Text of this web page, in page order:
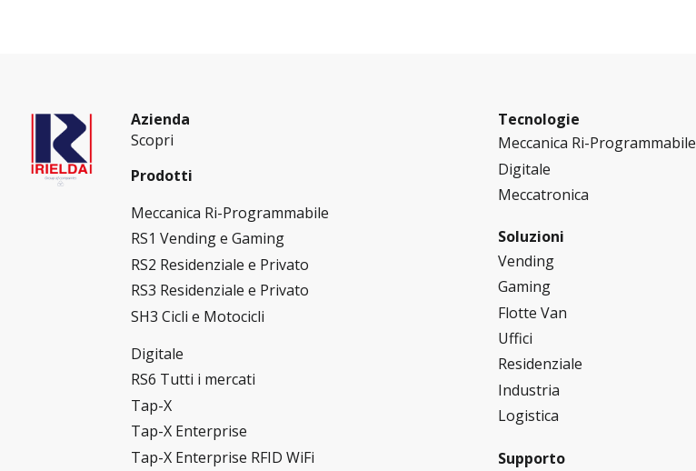
Azienda
Scopri
Prodotti
Meccanica Ri-Programmabile
RS1 Vending e Gaming
RS2 Residenziale e Privato
RS3 Residenziale e Privato
SH3 Cicli e Motocicli
Digitale
RS6 Tutti i mercati
Tap-X
Tap-X Enterprise
Tap-X Enterprise RFID WiFi
Tecnologie
Meccanica Ri-Programmabile
Digitale
Meccatronica
Soluzioni
Vending
Gaming
Flotte Van
Uffici
Residenziale
Industria
Logistica
Supporto